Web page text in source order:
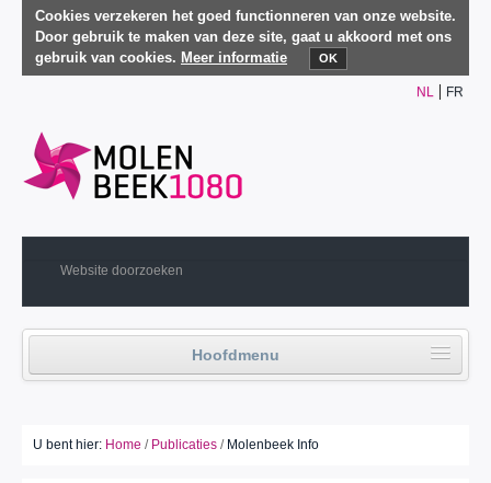
Cookies verzekeren het goed functionneren van onze website.
Door gebruik te maken van deze site, gaat u akkoord met ons
gebruik van cookies. Meer informatie OK
NL FR
Hoofdmenu
Politiek leven
U bent hier: Home / Publicaties / Molenbeek Info